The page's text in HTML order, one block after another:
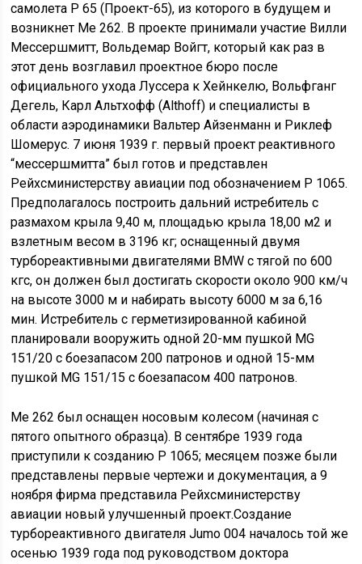
самолета Р 65 (Проект-65), из которого в будущем и
возникнет Me 262. В проекте принимали участие Вилли
Мессершмитт, Вольдемар Войгт, который как раз в
этот день возглавил проектное бюро после
официального ухода Луссера к Хейнкелю, Вольфганг
Дегель, Карл Альтхофф (Althoff) и специалисты в
области аэродинамики Вальтер Айзенманн и Риклеф
Шомерус. 7 июня 1939 г. первый проект реактивного
“мессершмитта” был готов и представлен
Рейхсминистерству авиации под обозначением Р 1065.
Предполагалось построить дальний истребитель с
размахом крыла 9,40 м, площадью крыла 18,00 м2 и
взлетным весом в 3196 кг; оснащенный двумя
турбореактивными двигателями BMW с тягой по 600
кгс, он должен был достигать скорости около 900 км/ч
на высоте 3000 м и набирать высоту 6000 м за 6,16
мин. Истребитель с герметизированной кабиной
планировали вооружить одной 20-мм пушкой MG
151/20 с боезапасом 200 патронов и одной 15-мм
пушкой MG 151/15 с боезапасом 400 патронов.
Me 262 был оснащен носовым колесом (начиная с
пятого опытного образца). В сентябре 1939 года
приступили к созданию Р 1065; месяцем позже были
представлены первые чертежи и документация, а 9
ноября фирма представила Рейхсминистерству
авиации новый улучшенный проект.Создание
турбореактивного двигателя Jumo 004 началось той же
осенью 1939 года под руководством доктора